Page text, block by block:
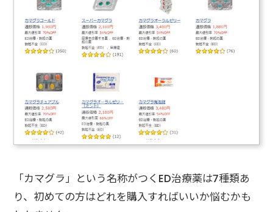
「カマグラ」という名称がつくED治療薬は7種類あ
り、初めての方はどれを購入すればいいか悩むかも